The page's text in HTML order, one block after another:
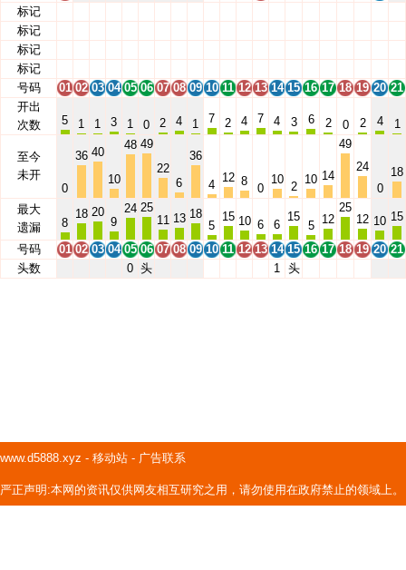
标记
标记
标记
标记
号码
01 02 03 04 05 06 07 08 09 10 11 12 13 14 15 16 17 18 19 20 21
开出
次数
5 1 1 3 1 0 2 4 1 7 2 4 7 4 3 6 2 0 2 4 1
至今
未开
0
36 40
10
48 49
22
6
36
4
12 8
0
10
2
10 14
49
24
0
18
最大
遗漏
8
18 20
9
24 25
11 13 18
5
15 10 6 6
15
5 12
25
12 10 15
号码 01 02 03 04 05 06 07 08 09 10 11 12 13 14 15 16 17 18 19 20 21
头数
0 头 1 头
www.d5888.xyz - 移动站 - 广告联系
严正声明:本网的资讯仅供网友相互研究之用，请勿使用在政府禁止的领域上。